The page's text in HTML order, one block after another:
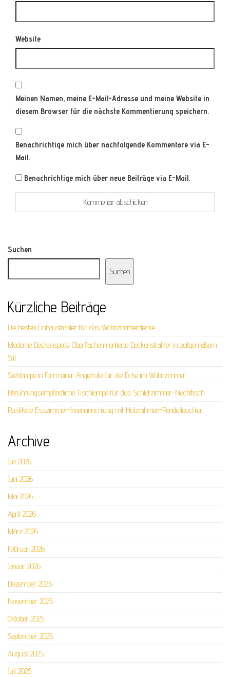
Website
Meinen Namen, meine E-Mail-Adresse und meine Website in
diesem Browser für die nächste Kommentierung speichern.
Benachrichtige mich über nachfolgende Kommentare via E-
Mail.
Benachrichtige mich über neue Beiträge via E-Mail.
Suchen
Suchen
Kürzliche Beiträge
Die besten Einbaustrahler für das Wohnzimmerdecke
Moderne Deckenspots: Oberflächenmontierte Deckenstrahler in zeitgemäßem
Stil
Stehlampe in Form einer Angelrute für die Ecke im Wohnzimmer
Berührungsempfindliche Tischlampe für das Schlafzimmer-Nachttisch
Rustikale Esszimmer-Inneneinrichtung mit Holzrahmen-Pendelleuchter
Archive
Juli 2026
Juni 2026
Mai 2026
April 2026
März 2026
Februar 2026
Januar 2026
Dezember 2025
November 2025
Oktober 2025
September 2025
August 2025
Juli 2025